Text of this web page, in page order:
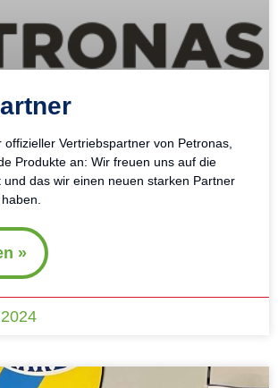
Vertriebspartner von Petronas,
Produkte an: Wir freuen uns auf die
das wir einen neuen starken Partner
»